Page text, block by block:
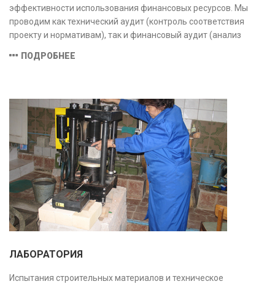
эффективности использования финансовых ресурсов. Мы
проводим как технический аудит (контроль соответствия
проекту и нормативам), так и финансовый аудит (анализ
безопасность и экономическую обоснованность проекта.
ПОДРОБНЕЕ
ЛАБОРАТОРИЯ
Испытания строительных материалов и техническое